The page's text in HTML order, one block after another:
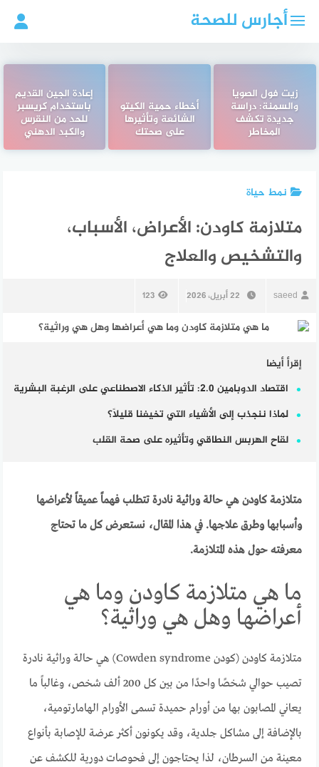
أجارس للصحة
زيت فول الصويا
والسمنة: دراسة
جديدة تكشف
المخاطر
أخطاء حمية الكيتو
الشائعة وتأثيرها
على صحتك
إعادة الجين القديم
باستخدام كريسبر
للحد من النقرس
والكبد الدهني
نمط حياة
متلازمة كاودن: الأعراض، الأسباب،
والتشخيص والعلاج
saeed 22 أبريل، 2026 123
إقرأ أيضا
اقتصاد الدوبامين 2.0: تأثير الذكاء الاصطناعي على الرغبة البشرية
لماذا ننجذب إلى الأشياء التي تخيفنا قليلاً؟
لقاح الهربس النطاقي وتأثيره على صحة القلب
متلازمة كاودن هي حالة وراثية نادرة تتطلب فهماً عميقاً لأعراضها
وأسبابها وطرق علاجها. في هذا المقال، نستعرض كل ما تحتاج
معرفته حول هذه المتلازمة.
ما هي متلازمة كاودن وما هي
أعراضها وهل هي وراثية؟
متلازمة كاودن (كودن Cowden syndrome) هي حالة وراثية نادرة
تصيب حوالي شخصًا واحدًا من بين كل 200 ألف شخص، وغالباً ما
يعاني المصابون بها من أورام حميدة تسمى الأورام الهامارتومية،
بالإضافة إلى مشاكل جلدية، وقد يكونون أكثر عرضة للإصابة بأنواع
معينة من السرطان، لذا يحتاجون إلى فحوصات دورية للكشف عن